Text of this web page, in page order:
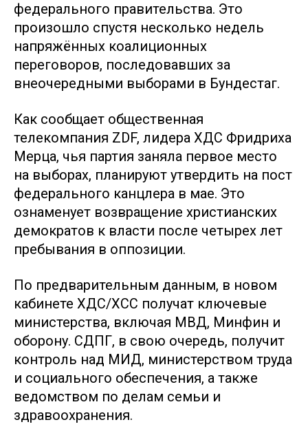
федерального правительства. Это
произошло спустя несколько недель
напряжённых коалиционных
переговоров, последовавших за
внеочередными выборами в Бундестаг.
Как сообщает общественная
телекомпания ZDF, лидера ХДС Фридриха
Мерца, чья партия заняла первое место
на выборах, планируют утвердить на пост
федерального канцлера в мае. Это
ознаменует возвращение христианских
демократов к власти после четырех лет
пребывания в оппозиции.
По предварительным данным, в новом
кабинете ХДС/ХСС получат ключевые
министерства, включая МВД, Минфин и
оборону. СДПГ, в свою очередь, получит
контроль над МИД, министерством труда
и социального обеспечения, а также
ведомством по делам семьи и
здравоохранения.